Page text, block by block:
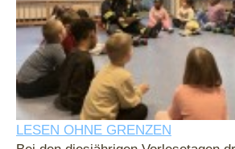
LESEN OHNE GRENZEN